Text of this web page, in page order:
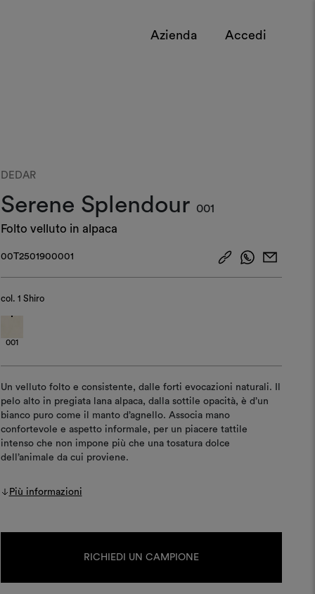
Azienda Accedi
DEDAR
Serene Splendour 001
Folto velluto in alpaca
00T2501900001
col. 1 Shiro
001
Un velluto folto e consistente, dalle forti evocazioni naturali. Il
pelo alto in pregiata lana alpaca, dalla sottile opacità, è d’un
bianco puro come il manto d’agnello. Associa mano
confortevole e aspetto informale, per un piacere tattile
intenso che non impone più che una tosatura dolce
dell’animale da cui proviene.
Più informazioni
RICHIEDI UN CAMPIONE